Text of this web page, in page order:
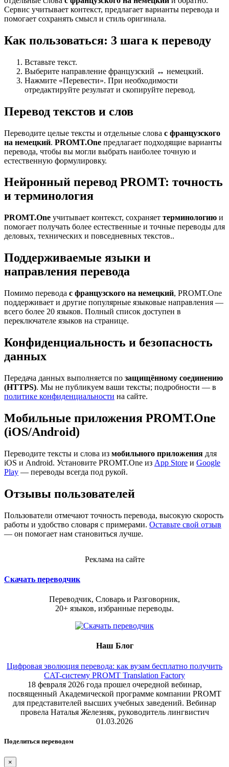
Сервис учитывает контекст, предлагает варианты перевода и
помогает сохранять смысл и стиль оригинала.
Как пользоваться: 3 шага к переводу
Вставьте текст.
Выберите направление французский ↔ немецкий.
Нажмите «Перевести». При необходимости
отредактируйте результат и скопируйте перевод.
Перевод текстов и слов
Переводите целые тексты и отдельные слова с французского
на немецкий. PROMT.One предлагает подходящие варианты
перевода, чтобы вы могли выбрать наиболее точную и
естественную формулировку.
Нейронный перевод PROMT: точность
и терминология
PROMT.One учитывает контекст, сохраняет терминологию и
помогает получать более естественные и точные переводы для
деловых, технических и повседневных текстов..
Поддерживаемые языки и
направления перевода
Помимо перевода с французского на немецкий, PROMT.One
поддерживает и другие популярные языковые направления —
всего более 20 языков. Полный список доступен в
переключателе языков на странице.
Конфиденциальность и безопасность
данных
Передача данных выполняется по защищённому соединению
(HTTPS). Мы не публикуем ваши тексты; подробности — в
политике конфиденциальности на сайте.
Мобильные приложения PROMT.One
(iOS/Android)
Переводите тексты и слова из мобильного приложения для
iOS и Android. Установите PROMT.One из App Store и Google
Play — переводы всегда под рукой.
Отзывы пользователей
Пользователи отмечают точность перевода, высокую скорость
работы и удобство словаря с примерами. Оставьте свой отзыв
— он помогает нам становиться лучше.
Реклама на сайте
Скачать переводчик
Переводчик, Словарь и Разговорник,
20+ языков, избранные переводы.
Наш Блог
Цифровая эволюция перевода: как вузам бесплатно получить
CAT-систему PROMT Translation Factory
18 февраля 2026 года прошел очередной вебинар,
посвященный Академической программе компании PROMT
для представителей высших учебных заведений. Вебинар
провела Наталья Железняк, руководитель лингвистич
01.03.2026
Поделиться переводом
×